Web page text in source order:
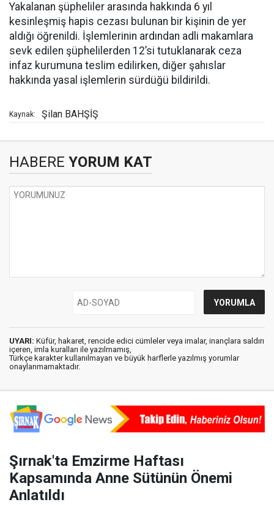
Yakalanan şüpheliler arasında hakkında 6 yıl
kesinleşmiş hapis cezası bulunan bir kişinin de yer
aldığı öğrenildi. İşlemlerinin ardından adli makamlara
sevk edilen şüphelilerden 12’si tutuklanarak ceza
infaz kurumuna teslim edilirken, diğer şahıslar
hakkında yasal işlemlerin sürdüğü bildirildi.
Kaynak: Şilan BAHŞİŞ
HABERE YORUM KAT
UYARI: Küfür, hakaret, rencide edici cümleler veya imalar, inançlara saldırı
içeren, imla kuralları ile yazılmamış,
Türkçe karakter kullanılmayan ve büyük harflerle yazılmış yorumlar
onaylanmamaktadır.
Şırnak'ta Emzirme Haftası
Kapsamında Anne Sütünün Önemi
Anlatıldı